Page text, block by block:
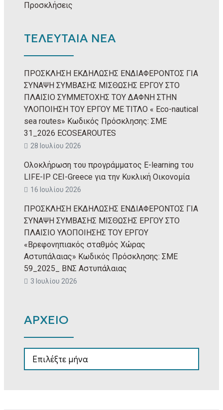
Προσκλήσεις
ΤΕΛΕΥΤΑΙΑ ΝΕΑ
ΠΡΟΣΚΛΗΣΗ ΕΚΔΗΛΩΣΗΣ ΕΝΔΙΑΦΕΡΟΝΤΟΣ ΓΙΑ
ΣΥΝΑΨΗ ΣΥΜΒΑΣΗΣ ΜΙΣΘΩΣΗΣ ΕΡΓΟΥ ΣΤΟ
ΠΛΑΙΣΙΟ ΣΥΜΜΕΤΟΧΗΣ ΤΟΥ ΔΑΦΝΗ ΣΤΗΝ
ΥΛΟΠΟΙΗΣΗ ΤΟΥ ΕΡΓΟΥ ΜΕ ΤΙΤΛΟ « Eco-nautical
sea routes» Κωδικός Πρόσκλησης: ΣΜΕ
31_2026 ECOSEAROUTES
28 Ιουλίου 2026
Ολοκλήρωση του προγράμματος E-learning του
LIFE-IP CEI-Greece για την Κυκλική Οικονομία
16 Ιουλίου 2026
ΠΡΟΣΚΛΗΣΗ ΕΚΔΗΛΩΣΗΣ ΕΝΔΙΑΦΕΡΟΝΤΟΣ ΓΙΑ
ΣΥΝΑΨΗ ΣΥΜΒΑΣΗΣ ΜΙΣΘΩΣΗΣ ΕΡΓΟΥ ΣΤΟ
ΠΛΑΙΣΙΟ ΥΛΟΠΟΙΗΣΗΣ ΤΟΥ ΕΡΓΟΥ
«Βρεφονηπιακός σταθμός Χώρας
Αστυπάλαιας» Κωδικός Πρόσκλησης: ΣΜΕ
59_2025_ ΒΝΣ Αστυπάλαιας
3 Ιουλίου 2026
ΑΡΧΕΙΟ